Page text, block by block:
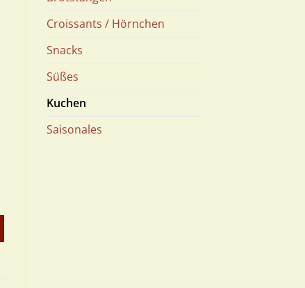
Croissants / Hörnchen
Snacks
Süßes
Kuchen
Saisonales